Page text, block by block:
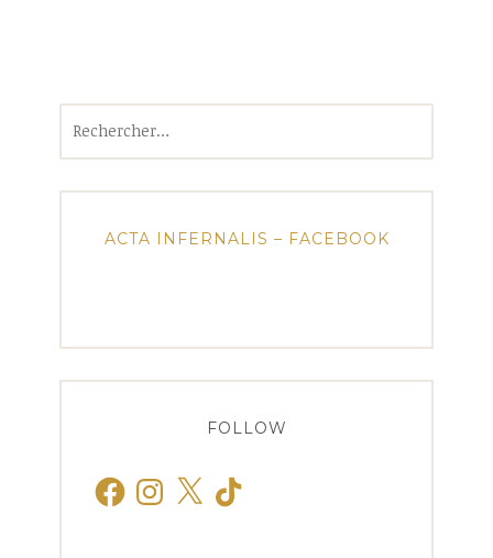
ACTA INFERNALIS – FACEBOOK
FOLLOW
FacebookInstagram
X TikTok